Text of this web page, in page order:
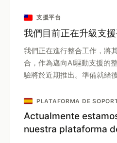
支援平台
我們目前正在升級支援
我們正在進行整合工作，將
合，作為邁向AI驅動支援的
驗將於近期推出。準備就緒
PLATAFORMA DE
Actualmente
nuestra plataforma